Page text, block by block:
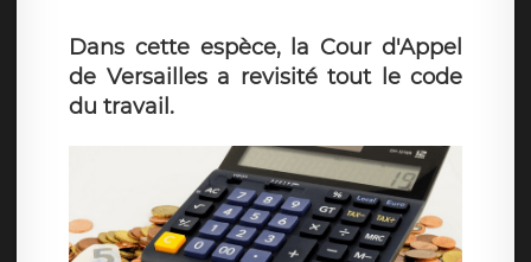
Dans cette espèce, la Cour d'Appel
de Versailles a revisité tout le code
du travail.